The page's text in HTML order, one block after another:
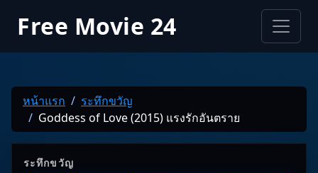
Free Movie 24
หน้าแรก
ระทึกขวัญ
Goddess of Love (2015) แรงรักอันตราย
ระทึกขวัญ